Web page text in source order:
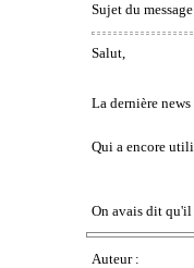
Sujet du
Salut,
La dernière
Qui a encore
On avais dit
Auteur :